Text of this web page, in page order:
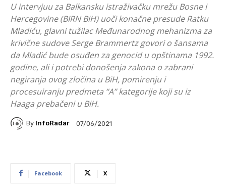
U intervjuu za Balkansku istraživačku mrežu Bosne i
Hercegovine (BIRN BiH) uoči konačne presude Ratku
Mladiću, glavni tužilac Međunarodnog mehanizma za
krivične sudove Serge Brammertz govori o šansama
da Mladić bude osuđen za genocid u opštinama 1992.
godine, ali i potrebi donošenja zakona o zabrani
negiranja ovog zločina u BiH, pomirenju i
procesuiranju predmeta “A” kategorije koji su iz
Haaga prebačeni u BiH.
By InfoRadar 07/06/2021
Facebook X